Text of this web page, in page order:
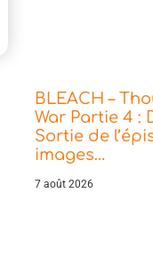
BLEACH –
War Partie 4 :
Sortie de
images…
7 août 2026